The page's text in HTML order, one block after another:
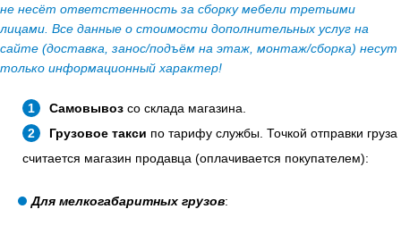
не несёт ответственность за сборку мебели третьими
лицами. Все данные о стоимости дополнительных услуг на
сайте (доставка, занос/подъём на этаж, монтаж/сборка) несут
только информационный характер!
Самовывоз со склада магазина.
Грузовое такси по тарифу службы. Точкой отправки груза
считается магазин продавца (оплачивается покупателем):
Для мелкогабаритных грузов: